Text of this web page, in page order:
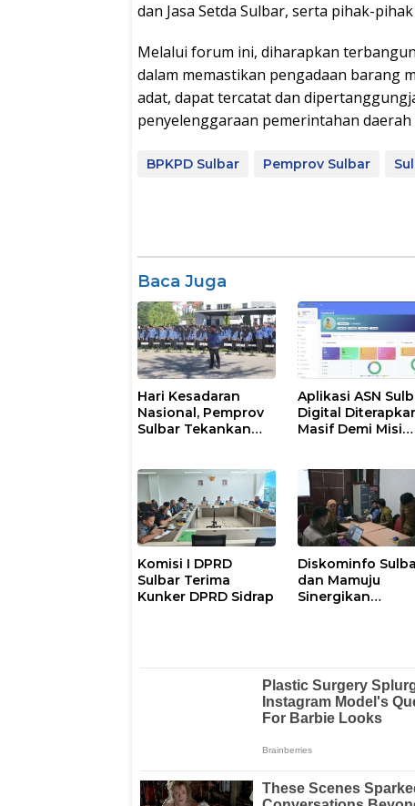
dan Jasa Setda Sulbar, serta pihak-
Melalui forum ini, diharapkan
dalam memastikan pengadaan barang
adat, dapat tercatat dan
penyelenggaraan pemerintahan
BPKPD Sulbar Pemprov Sulbar
Baca Juga
Hari Kesadaran
Nasional, Pemprov
Sulbar Tekankan
Program
Aplikasi ASN
Digital
Masif Demi Misi
Komisi I DPRD
Sulbar Terima
Kunker DPRD Sidrap
Diskominfo
dan Mamuju
Sinergikan